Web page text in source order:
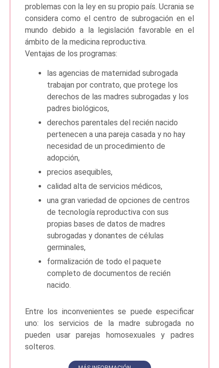
problemas con la ley en su propio país. Ucrania se
considera como el centro de subrogación en el
mundo debido a la legislación favorable en el
ámbito de la medicina reproductiva.
Ventajas de los programas:
las agencias de maternidad subrogada
trabajan por contrato, que protege los
derechos de las madres subrogadas y los
padres biológicos,
derechos parentales del recién nacido
pertenecen a una pareja casada y no hay
necesidad de un procedimiento de
adopción,
precios asequibles,
calidad alta de servicios médicos,
una gran variedad de opciones de centros
de tecnología reproductiva con sus
propias bases de datos de madres
subrogadas y donantes de células
germinales,
formalización de todo el paquete
completo de documentos de recién
nacido.
Entre los inconvenientes se puede especificar
uno: los servicios de la madre subrogada no
pueden usar parejas homosexuales y padres
solteros.